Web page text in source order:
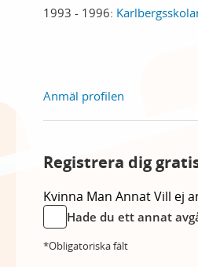
1993 - 1996:
Anmäl profilen
Registrera dig
Kvinna Man AnnatVill ej
Hade du ett annat
*Obligatoriska fält